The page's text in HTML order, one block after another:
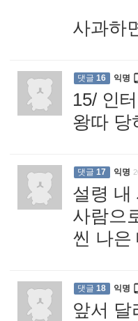
사과하
댓글 16 익명
15/ 인
왕따 당
댓글 17 익명
설령 내
사람으
씬 나은
댓글 18 익명
앞서 달